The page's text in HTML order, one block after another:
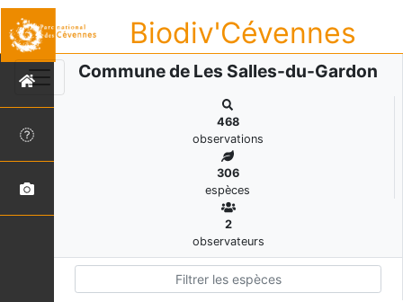
Biodiv'Cévennes
Commune de Les Salles-du-Gardon
468
observations
306
espèces
2
observateurs